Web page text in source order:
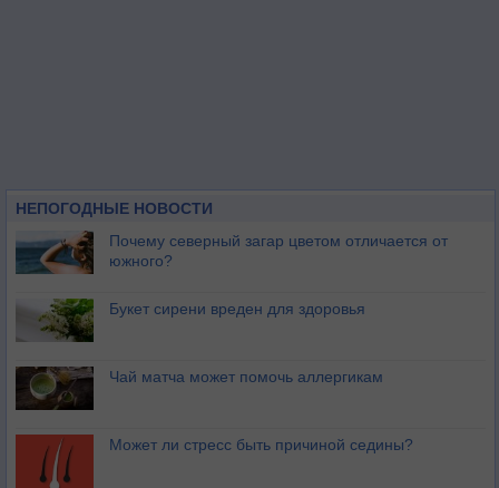
НЕПОГОДНЫЕ НОВОСТИ
Почему северный загар цветом отличается от
южного?
Букет сирени вреден для здоровья
Чай матча может помочь аллергикам
Может ли стресс быть причиной седины?